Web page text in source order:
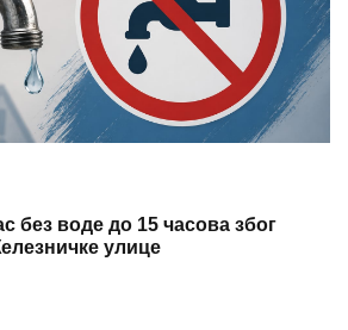
без воде до 15 часова због
улице
VAS